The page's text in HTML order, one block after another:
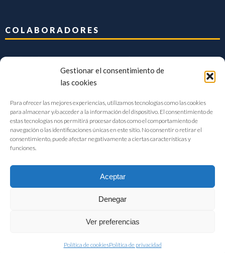
Gestionar el consentimiento de
las cookies
Para ofrecer las mejores experiencias, utilizamos tecnologías como las cookies
para almacenar y/o acceder a la información del dispositivo. El consentimiento de
estas tecnologías nos permitirá procesar datos como el comportamiento de
navegación o las identificaciones únicas en este sitio. No consentir o retirar el
consentimiento, puede afectar negativamente a ciertas características y
funciones.
Aceptar
Denegar
Ver preferencias
Política de cookiesPolítica de privacidad
COLABORADORES
FIAB Federación Española de Industrias de la Alimentación y Bebidas